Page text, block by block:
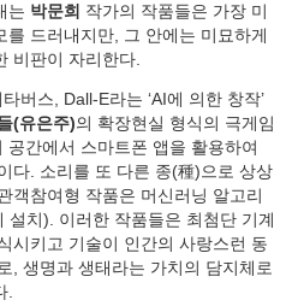
는 박문희 작가의 작품들은 가장 미
드러내지만, 그 안에는 미묘하게
비판이 자리한다.
버스, Dall-E라는 ‘AI에 의한 창작’
(유은주)의 확장현실 형식의 극게임
간에서 스마트폰 앱을 활용하여
다. 소리를 또 다른 종(種)으로 상상
객참여형 작품은 머신러닝 알고리
설치). 이러한 작품들은 최첨단 기계
시키고 기술이 인간의 사랑스런 동
, 생명과 생태라는 가치의 담지체로
.